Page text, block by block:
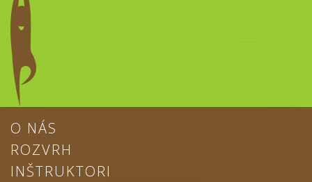
O NÁS
ROZVRH
INŠTRUKTORI